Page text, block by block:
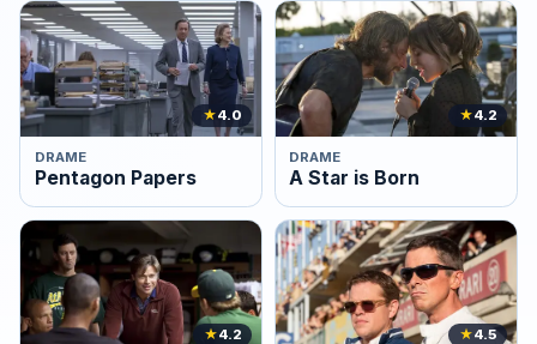
★4.0
DRAME
Pentagon Papers
★4.2
DRAME
A Star is Born
★4.2 ★4.5